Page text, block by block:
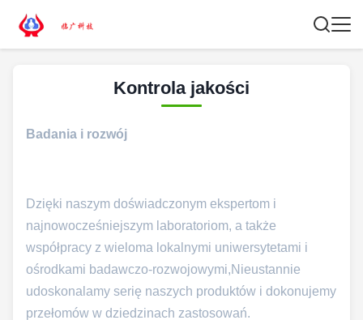
Kontrola jakości
Badania i rozwój
Dzięki naszym doświadczonym ekspertom i
najnowocześniejszym laboratoriom, a także
współpracy z wieloma lokalnymi uniwersytetami i
ośrodkami badawczo-rozwojowymi,Nieustannie
udoskonalamy serię naszych produktów i dokonujemy
przełomów w dziedzinach zastosowań.